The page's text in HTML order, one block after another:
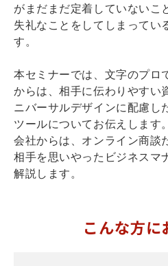
がまだまだ定着していないこ
失礼なことをしてしまってい
す。
本セミナーでは、文字のプロ
からは、相手に伝わりやすい
ニバーサルデザインに配慮し
ツールについてお伝えします
会社からは、オンライン商談
相手を思いやったビジネスマ
解説します。
こんな方に